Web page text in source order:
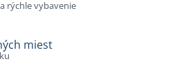
rýchle vybavenie
miest